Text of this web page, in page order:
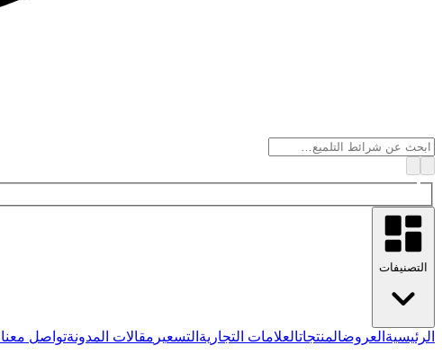
التصنيفات
الرئيسية العروضالمنتجاتالعلامات التجارية التسعير مقالات المدونةتواصل معنا